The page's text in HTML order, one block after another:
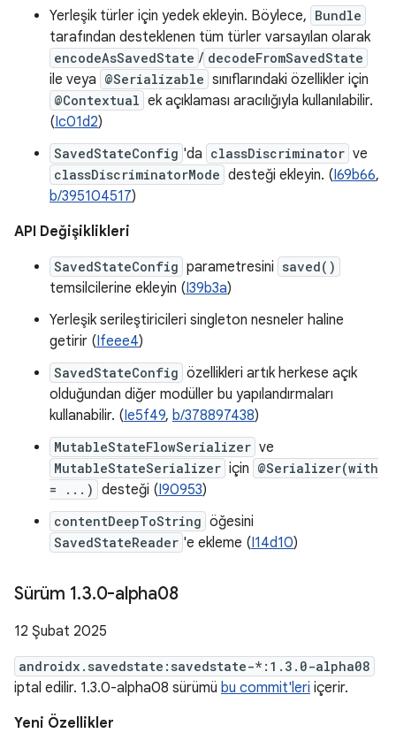
Yerleşik türler için yedek ekleyin. Böylece, Bundle
tarafından desteklenen tüm türler varsayılan olarak
encodeAsSavedState / decodeFromSavedState
ile veya @Serializable sınıflarındaki özellikler için
@Contextual ek açıklaması aracılığıyla kullanılabilir.
(Ic01d2)
SavedStateConfig 'da classDiscriminator ve
classDiscriminatorMode desteği ekleyin. (I69b66,
b/395104517)
API Değişiklikleri
SavedStateConfig parametresini saved()
temsilcilerine ekleyin (I39b3a)
Yerleşik serileştiricileri singleton nesneler haline
getirir (Ifeee4)
SavedStateConfig özellikleri artık herkese açık
olduğundan diğer modüller bu yapılandırmaları
kullanabilir. (Ie5f49, b/378897438)
MutableStateFlowSerializer ve
MutableStateSerializer için @Serializer(with
= ...) desteği (I90953)
contentDeepToString öğesini
SavedStateReader 'e ekleme (I14d10)
Sürüm 1.3.0-alpha08
12 Şubat 2025
androidx.savedstate:savedstate-*:1.3.0-alpha08
iptal edilir. 1.3.0-alpha08 sürümü bu commit'leri içerir.
Yeni Özellikler